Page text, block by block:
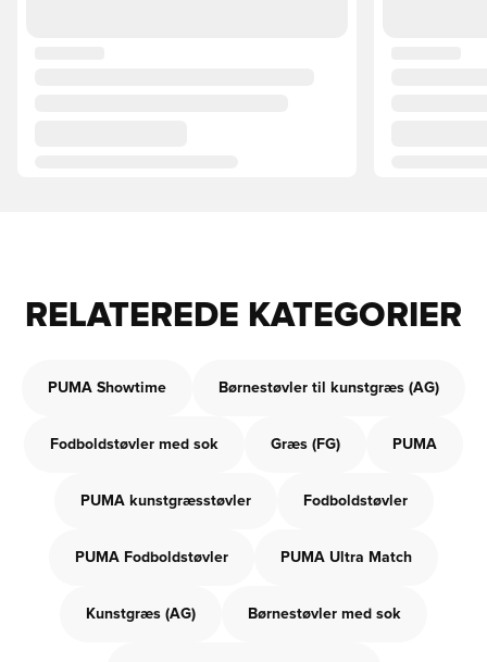
RELATEREDE KATEGORIER
PUMA Showtime Børnestøvler til kunstgræs (AG)
Fodboldstøvler med sok Græs (FG) PUMA
PUMA kunstgræsstøvler Fodboldstøvler
PUMA Fodboldstøvler PUMA Ultra Match
Kunstgræs (AG) Børnestøvler med sok